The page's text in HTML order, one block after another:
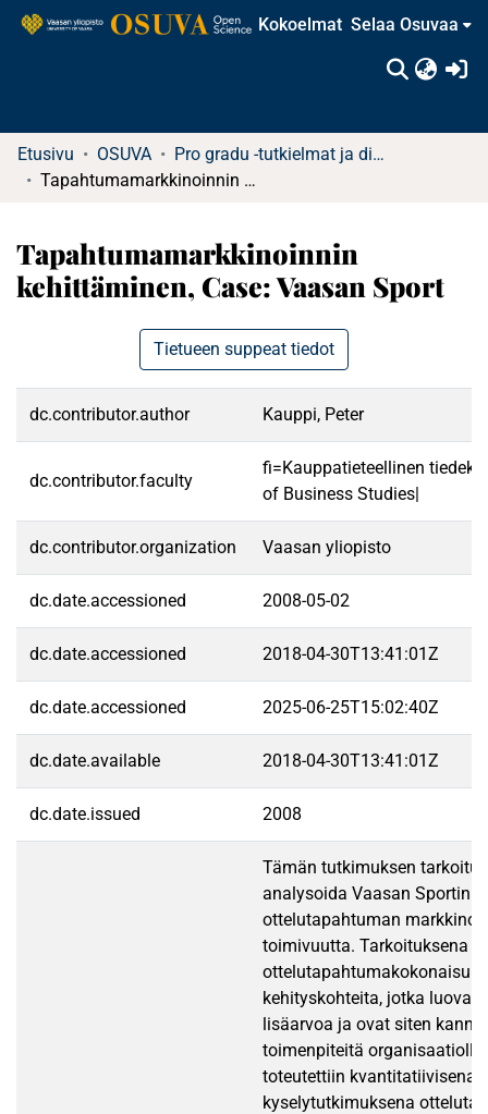
Kokoelmat Selaa Osuvaa
Etusivu OSUVA
Pro gradu -tutkielmat ja diplomityöt
Tapahtumamarkkinoinnin kehittäminen, Case: Vaasan Sport
Tapahtumamarkkinoinnin
kehittäminen, Case: Vaasan Sport
Tietueen suppeat tiedot
dc.contributor.author Kauppi, Peter
dc.contributor.faculty
fi=Kauppatieteellinen
of Business Studies|
dc.contributor.organization Vaasan yliopisto
dc.date.accessioned 2008-05-02
dc.date.accessioned 2018-04-30T13:41:01Z
dc.date.accessioned 2025-06-25T15:02:40Z
dc.date.available 2018-04-30T13:41:01Z
dc.date.issued 2008
Tämän tutkimuksen
analysoida Vaasan Sportin
ottelutapahtuman
toimivuutta. Tarkoituksena
kehityskohteita, jotka luovat
lisäarvoa ja ovat siten
toimenpiteitä
toteutettiin kvantitatiivisena
kyselytutkimuksena